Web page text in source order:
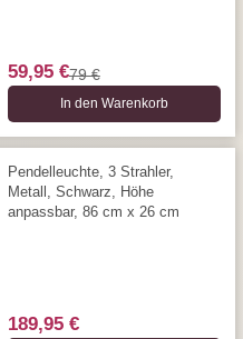
59,95 €79 €
In den Warenkorb
Pendelleuchte, 3 Strahler,
Metall, Schwarz, Höhe
anpassbar, 86 cm x 26 cm
189,95 €